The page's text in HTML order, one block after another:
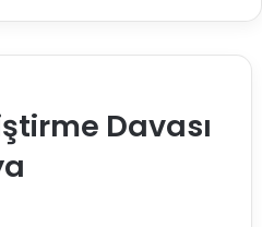
Davası